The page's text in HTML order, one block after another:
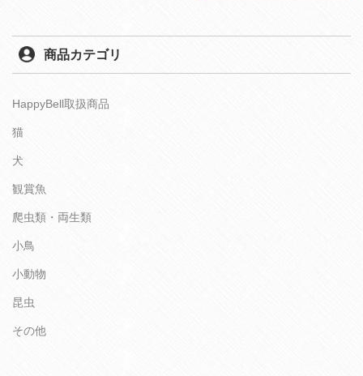
商品カテゴリ
HappyBell取扱商品
猫
犬
観賞魚
爬虫類・両生類
小鳥
小動物
昆虫
その他